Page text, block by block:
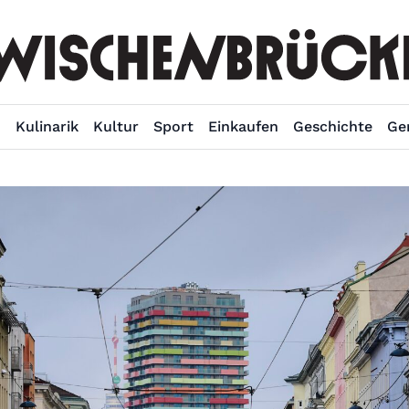
Kulinarik Kultur Sport Einkaufen Geschichte